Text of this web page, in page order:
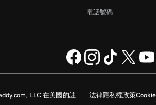
電話號碼
法律隱私權政策Cookie
LLC 在美國的註